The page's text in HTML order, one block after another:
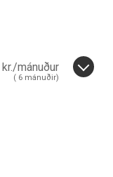
kr./mánuður
( 6 mánuðir)